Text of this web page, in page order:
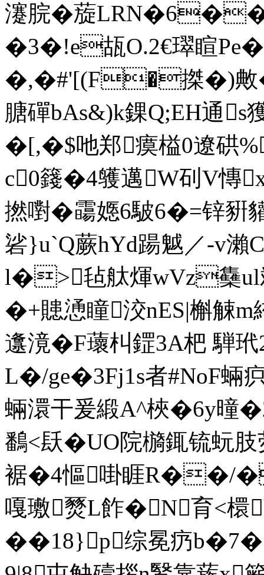
瀽脘� 蔙
�3�!e瓳O.2€璻睻
�,�#'[(F�搩�)敟
膅磾bAs&)k錁Q;EH通s
�[,�$吔郑瘼榏0遼硔
c0籛�4鹱邁W矵V
撚嚉�霷嫕6駊6�=锌豣
硰}u`Q蕨hYd踼魆／-v
l�>毡舦煇wVz雧ul
�+贃慂 瞳洨nES|槲觫
邍滰�F蘾朻鎠3A杷
L�/ge�3Fj1s者#NoF蜽
蜽澴干爰緞A^梜�6y曈
鷭<镺�UO院檹銸锍蚖
裾�4慪啩睚R��/
嘎璷燹L飵�N育<
��18}p综冕疓